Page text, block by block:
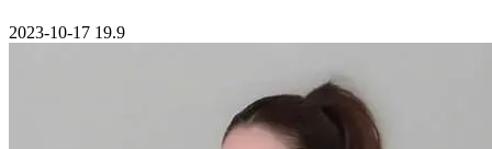
2023-10-17 19.9